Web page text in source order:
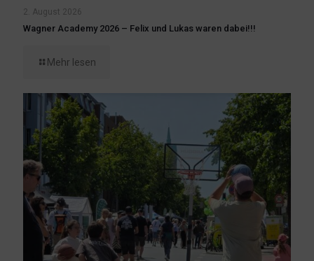
2. August 2026
Wagner Academy 2026 – Felix und Lukas waren dabei!!!
Mehr lesen